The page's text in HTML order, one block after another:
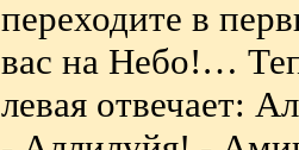
переходите в
вас на Небо!…
левая отвечает: